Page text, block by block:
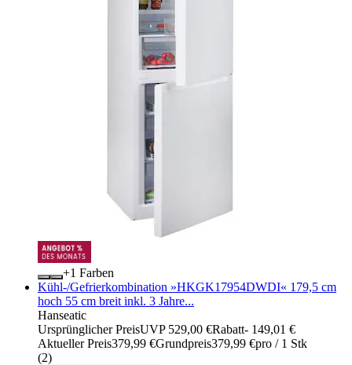
+
Farben
Kühl-/Gefrierkombination »HKGK17954DWDI« 179,5 cm
hoch 55 cm breit inkl. 3 Jahre...
Hanseatic
Ursprünglicher PreisUVP 529,00 €Rabatt- 149,01 €
Aktueller Preis379,99 €Grundpreis379,99 €pro / 1 Stk
(2)